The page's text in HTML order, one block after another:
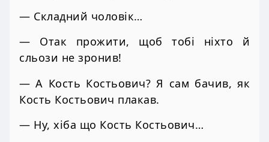
— Складний чоловік…
— Отак прожити, щоб тобі ніхто й
сльози не зронив!
— А Кость Костьович? Я сам бачив, як
Кость Костьович плакав.
— Ну, хіба що Кость Костьович…